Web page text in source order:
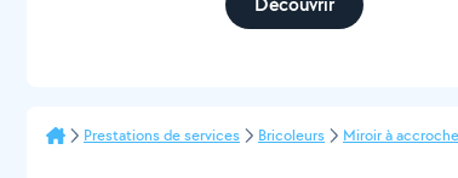
Prestations de services Bricoleurs Miroir à